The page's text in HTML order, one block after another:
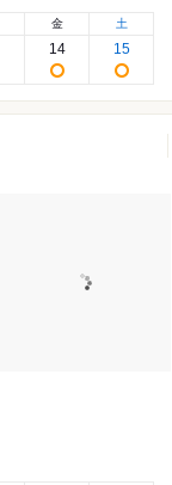
金
14
土
15